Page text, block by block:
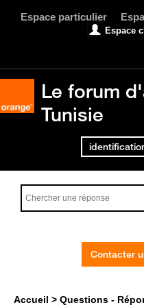
Espace particulier
Espace
Le forum
Tunisie
Contacter
Accueil Questions -